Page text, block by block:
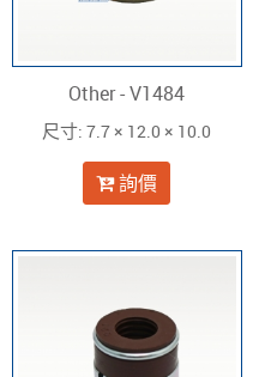
Other - V1484
尺寸: 7.7 × 12.0 × 10.0
詢價